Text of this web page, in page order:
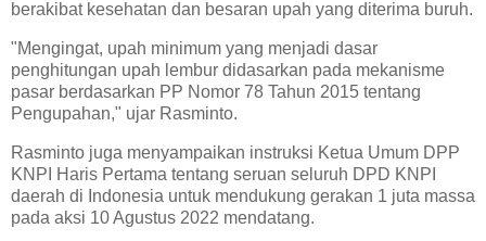
berakibat kesehatan dan besaran upah yang diterima buruh.
"Mengingat, upah minimum yang menjadi dasar
penghitungan upah lembur didasarkan pada mekanisme
pasar berdasarkan PP Nomor 78 Tahun 2015 tentang
Pengupahan," ujar Rasminto.
Rasminto juga menyampaikan instruksi Ketua Umum DPP
KNPI Haris Pertama tentang seruan seluruh DPD KNPI
daerah di Indonesia untuk mendukung gerakan 1 juta massa
pada aksi 10 Agustus 2022 mendatang.